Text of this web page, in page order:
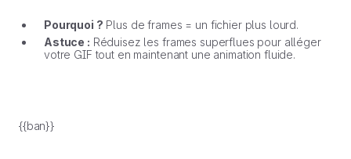
Pourquoi ? Plus de frames = un fichier plus lourd.
Astuce : Réduisez les frames superflues pour alléger
votre GIF tout en maintenant une animation fluide.
{{ban}}